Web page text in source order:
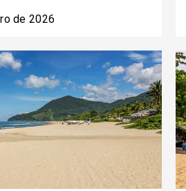
de 2026